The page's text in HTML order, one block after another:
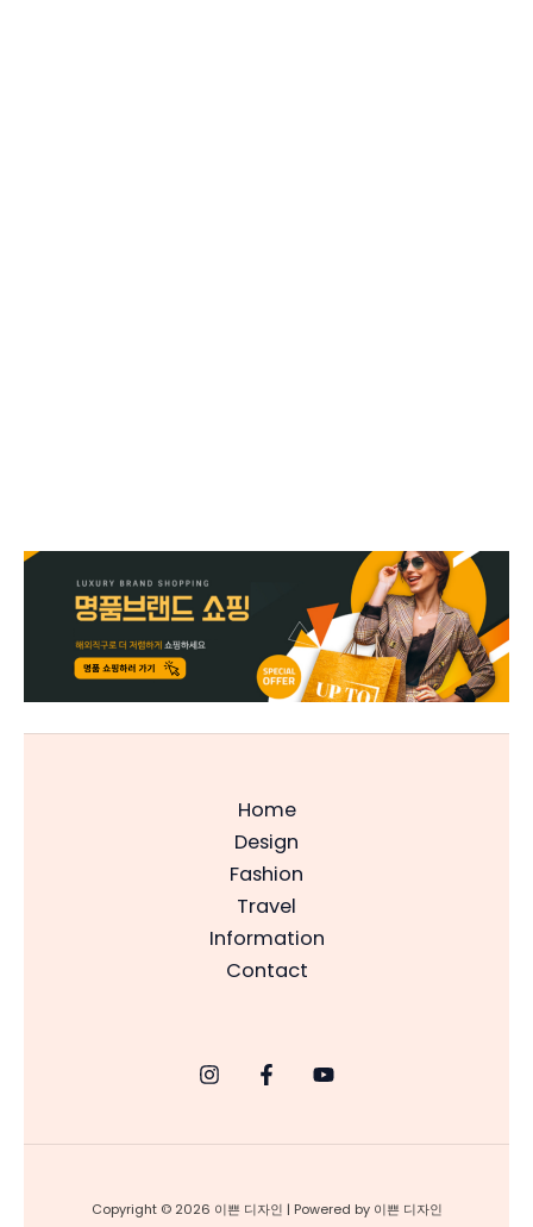
Home
Design
Fashion
Travel
Information
Contact
Copyright © 2026 이쁜 디자인 | Powered by 이쁜 디자인